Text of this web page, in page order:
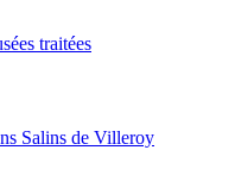
traitées
Salins de Villeroy